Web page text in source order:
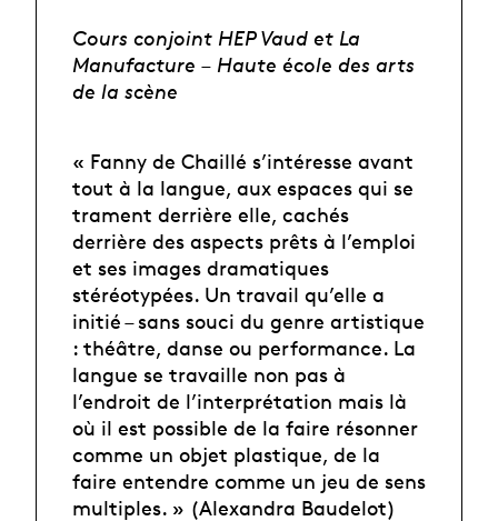
Cours conjoint HEP Vaud et La
Manufacture – Haute école des arts
de la scène
« Fanny de Chaillé s’intéresse avant
tout à la langue, aux espaces qui se
trament derrière elle, cachés
derrière des aspects prêts à l’emploi
et ses images dramatiques
stéréotypées. Un travail qu’elle a
initié – sans souci du genre artistique
: théâtre, danse ou performance. La
langue se travaille non pas à
l’endroit de l’interprétation mais là
où il est possible de la faire résonner
comme un objet plastique, de la
faire entendre comme un jeu de sens
multiples. » (Alexandra Baudelot)